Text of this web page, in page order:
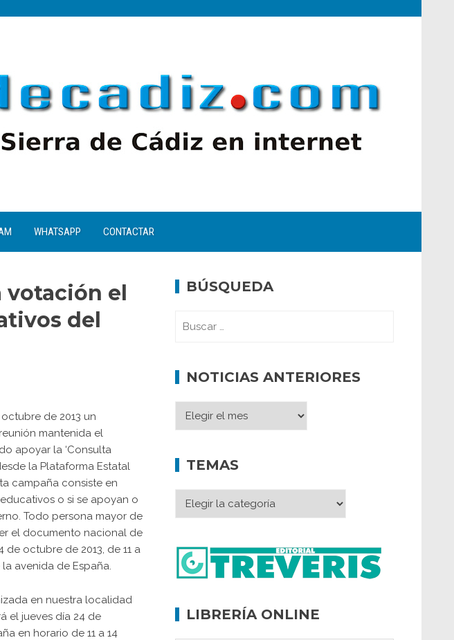
WHATSAPP CONTACTAR
votación el
del
de 2013 un
mantenida el
apoyar la ‘Consulta
la Plataforma Estatal
campaña consiste en
o si se apoyan o
Todo persona mayor de
el documento nacional de
de octubre de 2013, de 11 a
avenida de España.
en nuestra localidad
el jueves día 24 de
en horario de 11 a 14
BÚSQUEDA
NOTICIAS ANTERIORES
TEMAS
LIBRERÍA ONLINE